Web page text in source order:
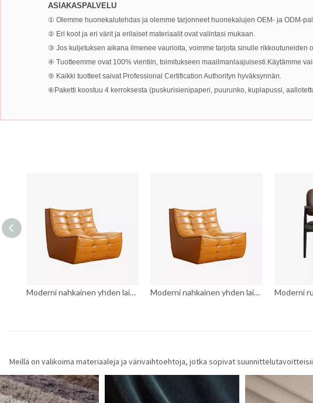
ASIAKASPALVELU
① Olemme huonekalutehdas ja olemme tarjonneet huonekalujen OEM- ja ODM-
② Eri koot ja eri värit ja erilaiset materiaalit ovat valintasi mukaan.
③ Jos kuljetuksen aikana ilmenee vaurioita, voimme tarjota sinulle rikkoutuneiden
④ Tuotteemme ovat 100% vientiin, toimitukseen maailmanlaajuisesti.Käytämme
⑤ Kaikki tuotteet saivat Professional Certification Authorityn hyväksynnän.
⑥Paketti koostuu 4 kerroksesta (puskurisienipaperi, puurunko, kuplapussi,
Moderni nahkainen yhden laiska sohvatuoli, verhoiltu käsivarreton lepotuoli Moderni nahkainen yhden laiska sohvatuoli, verhoiltu käsivarreton lepotuoli
Meillä on valikoima materiaaleja ja värivaihtoehtoja, jotka sopivat